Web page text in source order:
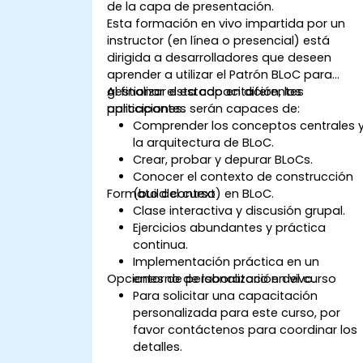
de la capa de presentación.
Esta formación en vivo impartida por un
instructor (en línea o presencial) está
dirigida a desarrolladores que deseen
aprender a utilizar el Patrón BLoC para
gestionar el estado en diferentes
aplicaciones.
Al finalizar esta capacitación, los
participantes serán capaces de:
Comprender los conceptos centrales
la arquitectura de BLoC.
Crear, probar y depurar BLoCs.
Conocer el contexto de construcción
(build context) en BLoC.
Formato del curso
Clase interactiva y discusión grupal.
Ejercicios abundantes y práctica
continua.
Implementación práctica en un
entorno de laboratorio en vivo.
Opciones de personalización del curso
Para solicitar una capacitación
personalizada para este curso, por
favor contáctenos para coordinar los
detalles.